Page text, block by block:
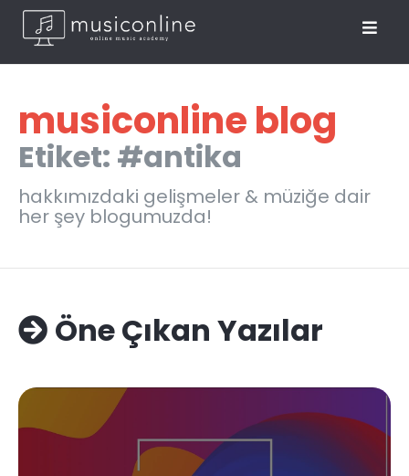
musiconline blog
Etiket: #antika
hakkımızdaki gelişmeler & müziğe dair
her şey blogumuzda!
Öne Çıkan Yazılar